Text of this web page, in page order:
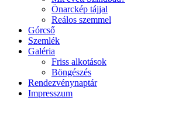
Önarckép tájjal
Reálos szemmel
Górcső
Szemlék
Galéria
Friss alkotások
Böngészés
Rendezvénynaptár
Impresszum